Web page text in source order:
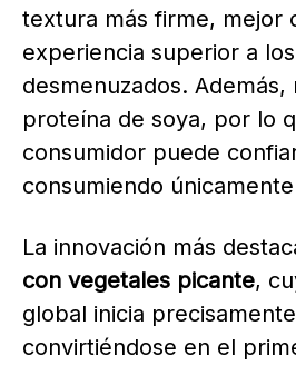
textura más firme, mejor
experiencia superior a
desmenuzados.
proteína de soya, por lo
consumidor puede
consumiendo
La innovación más
con vegetales picante,
global inicia
convirtiéndose en el